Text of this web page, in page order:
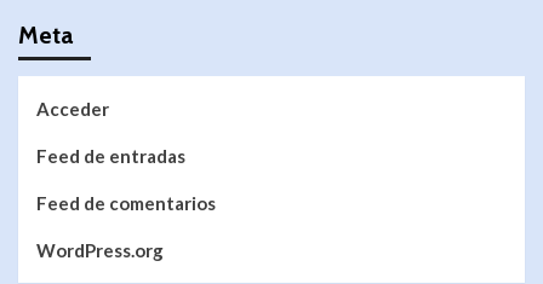
Meta
Acceder
Feed de entradas
Feed de comentarios
WordPress.org